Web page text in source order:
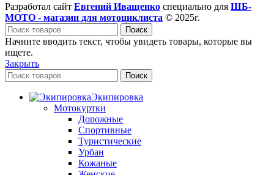
Разработал сайт Евгений Иващенко специально для ШБ-
МОТО - магазин для мотоциклиста © 2025г.
Поиск
Начните вводить текст, чтобы увидеть товары, которые вы
ищете.
Закрыть
Поиск
Экипировка
Мотокуртки
Дорожные
Спортивные
Туристические
Урбан
Кожаные